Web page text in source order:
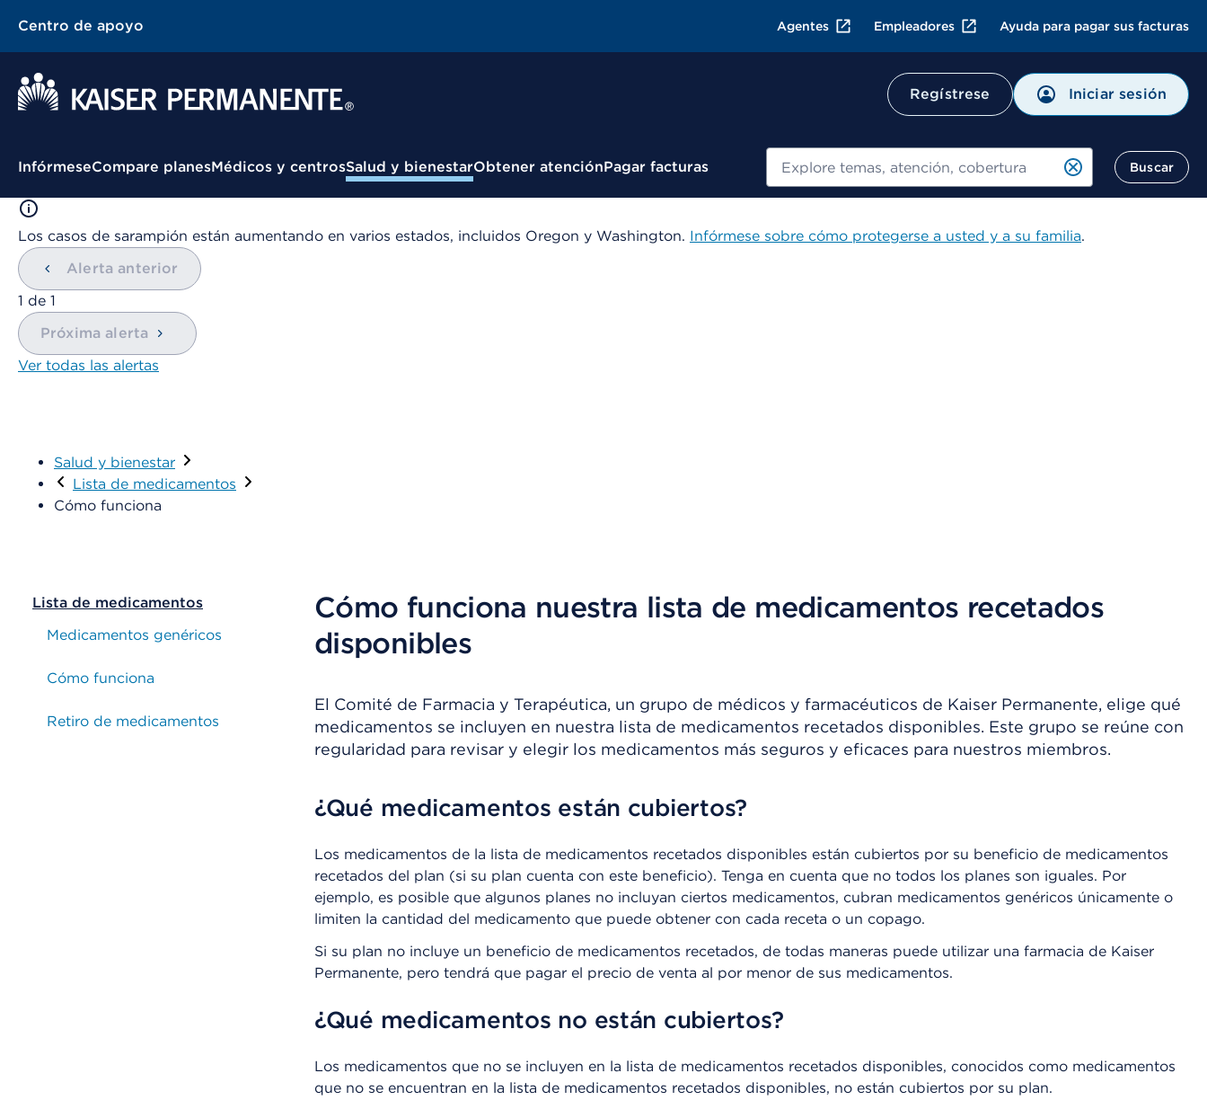
Centro de apoyo Agentes Empleadores Ayuda para pagar sus facturas
Regístrese Iniciar sesión
Menú contextual
InfórmeseCompare planesMédicos y centrosSalud y bienestarObtener atenciónPagar facturas Buscar
Buscar
Los casos de sarampión están aumentando en varios estados, incluidos Oregon y Washington. Infórmese sobre cómo protegerse a usted y a su familia.
Alerta anterior
mostrando
1 de 1
Próxima alerta
Ver todas las alertas
Salud y bienestar
Lista de medicamentos
Cómo funciona
Lista de medicamentos
Medicamentos genéricos
Cómo funciona
Retiro de medicamentos
Cómo funciona nuestra lista de medicamentos recetados
disponibles
El Comité de Farmacia y Terapéutica, un grupo de médicos y farmacéuticos de Kaiser Permanente, elige qué
medicamentos se incluyen en nuestra lista de medicamentos recetados disponibles. Este grupo se reúne con
regularidad para revisar y elegir los medicamentos más seguros y eficaces para nuestros miembros.
¿Qué medicamentos están cubiertos?
Los medicamentos de la lista de medicamentos recetados disponibles están cubiertos por su beneficio de medicamentos
recetados del plan (si su plan cuenta con este beneficio). Tenga en cuenta que no todos los planes son iguales. Por
ejemplo, es posible que algunos planes no incluyan ciertos medicamentos, cubran medicamentos genéricos únicamente o
limiten la cantidad del medicamento que puede obtener con cada receta o un copago.
Si su plan no incluye un beneficio de medicamentos recetados, de todas maneras puede utilizar una farmacia de Kaiser
Permanente, pero tendrá que pagar el precio de venta al por menor de sus medicamentos.
¿Qué medicamentos no están cubiertos?
Los medicamentos que no se incluyen en la lista de medicamentos recetados disponibles, conocidos como medicamentos
que no se encuentran en la lista de medicamentos recetados disponibles, no están cubiertos por su plan.